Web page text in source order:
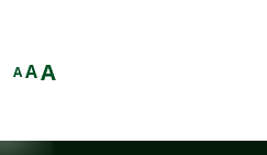
AAA